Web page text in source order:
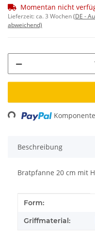
Momentan nicht
Lieferzeit:ca. 3 Wochen(DE -
abweichend)
Beschreibung
Bratpfanne 20 cm mit
Produkteigenschaft
Wert
Form:
Griffmaterial: